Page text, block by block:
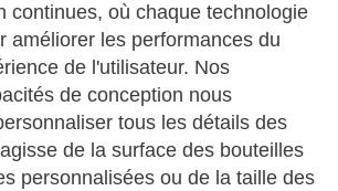
continues, où chaque technologie
améliorer les performances du
de l'utilisateur. Nos
de conception nous
tous les détails des
de la surface des bouteilles
personnalisées ou de la taille des